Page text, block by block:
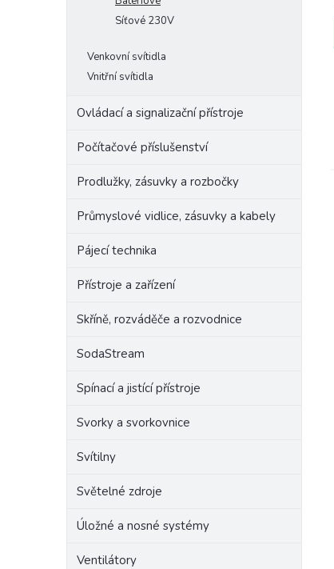
Síťové 230V
Venkovní svítidla
Vnitřní svítidla
Ovládací a signalizační přístroje
Počítačové příslušenství
Prodlužky, zásuvky a rozbočky
Průmyslové vidlice, zásuvky a kabely
Pájecí technika
Přístroje a zařízení
Skříně, rozváděče a rozvodnice
SodaStream
Spínací a jistící přístroje
Svorky a svorkovnice
Svítilny
Světelné zdroje
Úložné a nosné systémy
Ventilátory